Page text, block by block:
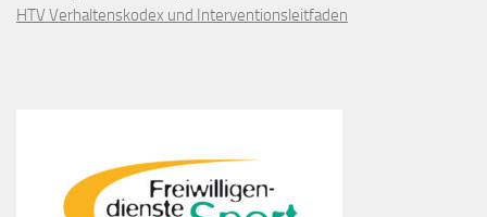
HTV Verhaltenskodex und Interventionsleitfaden